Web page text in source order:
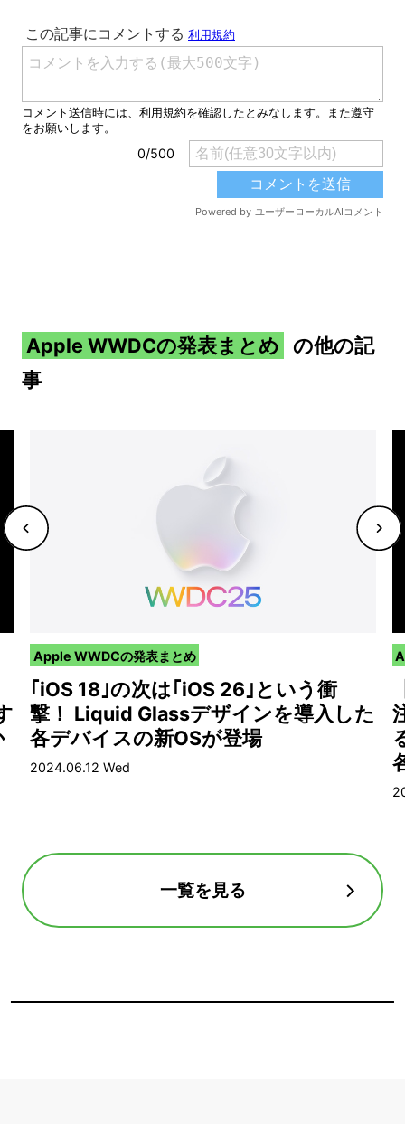
Apple WWDCの発表まとめ
の他の記
事
Apple WWDCの発表まとめ
｢iOS 18｣の次は｢iOS 26｣という衝
撃！ Liquid Glassデザインを導入した
各デバイスの新OSが登場
2024.06.12 Wed
一覧を見る